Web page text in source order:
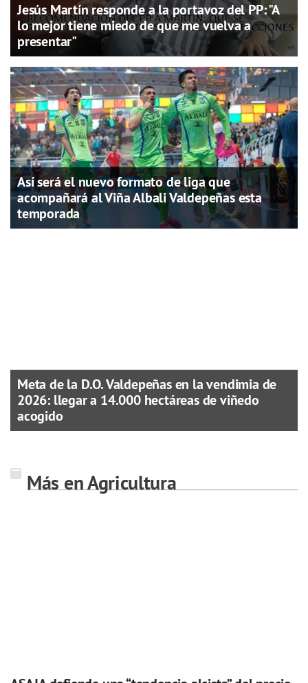
Jesús Martín responde a la portavoz del PP: "A
lo mejor tiene miedo de que me vuelva a
presentar"
Así será el nuevo formato de liga que
acompañará al Viña Albali Valdepeñas esta
temporada
Meta de la D.O. Valdepeñas en la vendimia de
2026: llegar a 14.000 hectáreas de viñedo
acogido
Más en Agricultura